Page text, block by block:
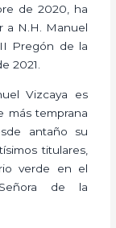
de 2020, ha
a N.H. Manuel
Pregón de la
2021.
Vizcaya es
más temprana
antaño su
titulares,
verde en el
de la